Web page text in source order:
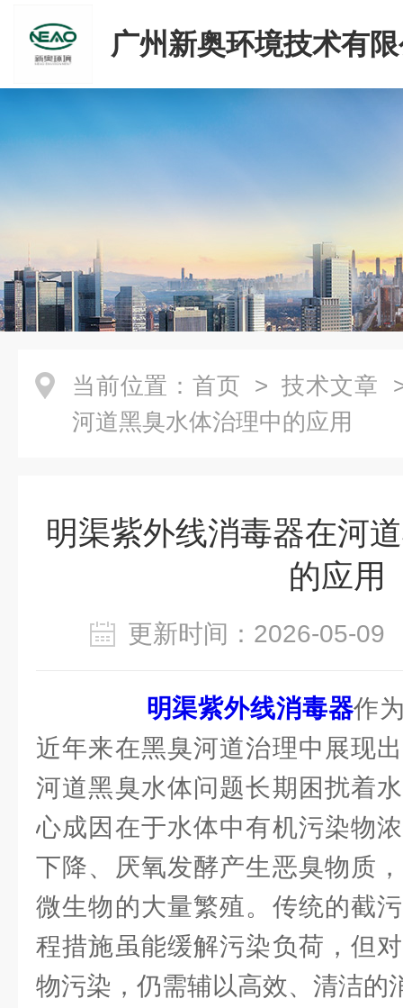
广州新奥环境技术有
当前位置： 首页 > 技术文章
河道黑臭水体治理中的应用
明渠紫外线消毒器在河
的应用
更新时间：2026-05-
明渠紫外线消毒器作
近年来在黑臭河道治理中展现
河道黑臭水体问题长期困扰着
心成因在于水体中有机污染物
下降、厌氧发酵产生恶臭物质
微生物的大量繁殖。传统的截
程措施虽能缓解污染负荷，但
物污染，仍需辅以高效、清洁的